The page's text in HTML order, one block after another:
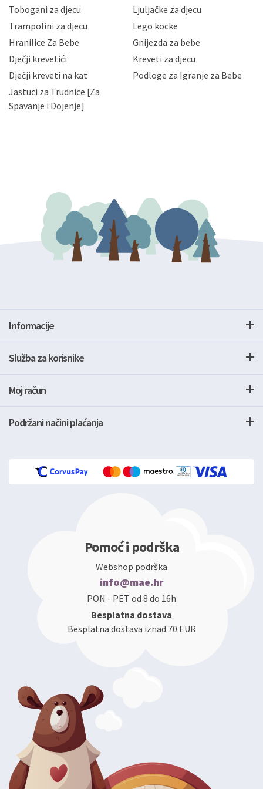
priopćavanje osobnih podataka samo onim svojim
zaposlenicima kojima su isti potrebni radi provedbe
slučajevima koji su dozvoljeni zakonima. Napominjemo
da možete u svako doba, u potpunosti ili djelomice,
zatražiti prestanak aktivnosti obrade Vaših osobnih
podataka. Opoziv privole možete podnijeti poštom na
gore navedenu adresu ili e-mailom na adresu:
Tobogani za djecu
Ljuljačke za djecu
Trampolini za djecu
Lego kocke
Hranilice Za Bebe
Gnijezda za bebe
Dječji krevetići
Kreveti za djecu
Dječji kreveti na kat
Podloge za Igranje za Bebe
Jastuci za Trudnice [Za
Spavanje i Dojenje]
Informacije
Služba za korisnike
Moj račun
Podržani načini plaćanja
Pomoć i podrška
Webshop podrška
info@mae.hr
PON - PET od 8 do 16h
Besplatna dostava
Besplatna dostava iznad 70 EUR